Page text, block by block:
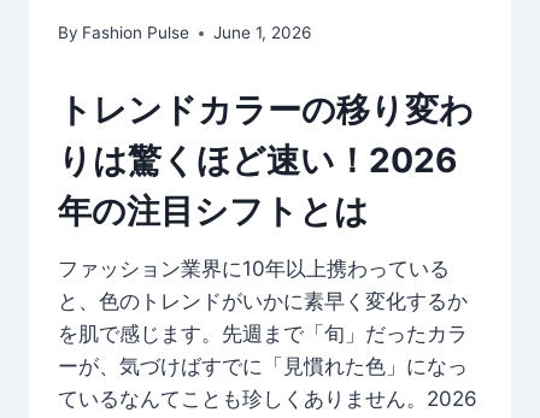
By Fashion Pulse June 1, 2026
トレンドカラーの移り変わ
りは驚くほど速い！2026
年の注目シフトとは
ファッション業界に10年以上携わっている
と、色のトレンドがいかに素早く変化するか
を肌で感じます。先週まで「旬」だったカラ
ーが、気づけばすでに「見慣れた色」になっ
ているなんてことも珍しくありません。2026